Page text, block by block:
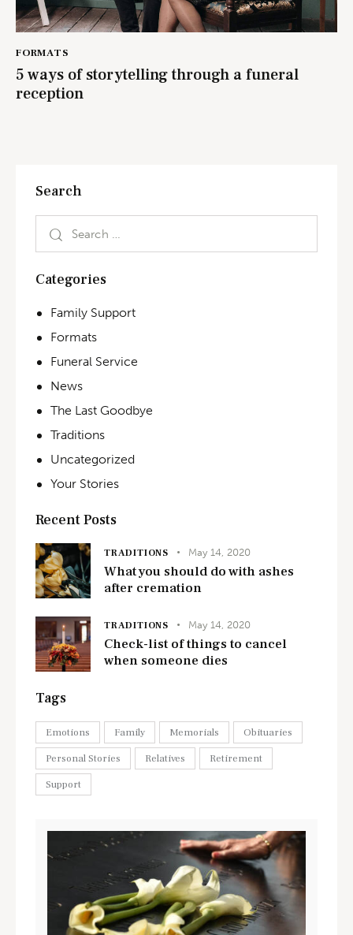
FORMATS
5 ways of storytelling through a funeral
reception
Search
Categories
Family Support
Formats
Funeral Service
News
The Last Goodbye
Traditions
Uncategorized
Your Stories
Recent Posts
TRADITIONS May 14, 2020
What you should do with ashes
after cremation
TRADITIONS May 14, 2020
Check-list of things to cancel
when someone dies
Tags
Emotions Family Memorials Obituaries
Personal Stories Relatives Retirement
Support